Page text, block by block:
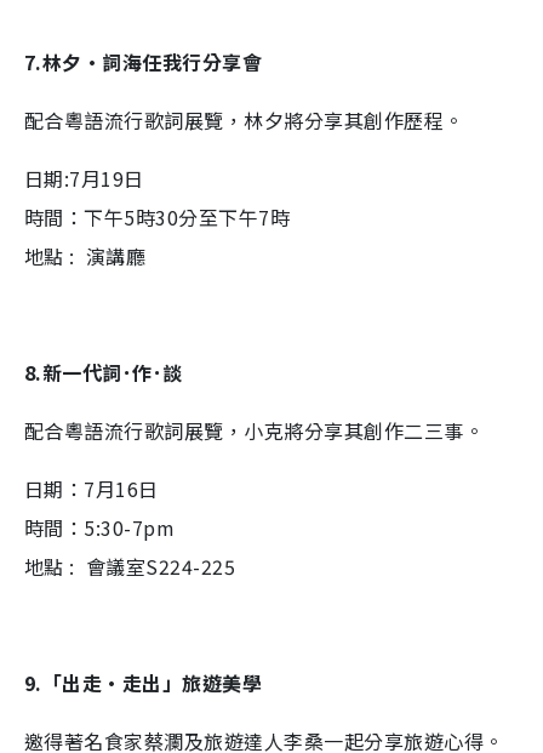
7.林夕•詞海任我行分享會
配合粵語流行歌詞展覽，林夕將分享其創作歷程。
日期:7月19日
時間：下午5時30分至下午7時
地點 : 演講廳
8.新一代詞･作･談
配合粵語流行歌詞展覽，小克將分享其創作二三事。
日期：7月16日
時間：5:30-7pm
地點 : 會議室S224-225
9.「出走•走出」旅遊美學
邀得著名食家蔡瀾及旅遊達人李桑一起分享旅遊心得。